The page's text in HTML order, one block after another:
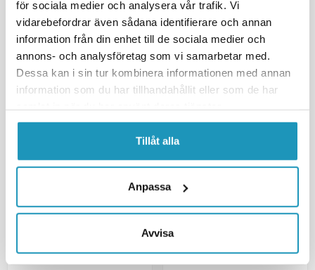
för sociala medier och analysera vår trafik. Vi
vidarebefordrar även sådana identifierare och annan
information från din enhet till de sociala medier och
annons- och analysföretag som vi samarbetar med.
Dessa kan i sin tur kombinera informationen med annan
information som du har tillhandahållit eller som de har
Tillåt alla
Anpassa
Avvisa
+ LEGG TIL I
HANDLEKURVEN
+ LEGG TIL I
HANDLEKURVEN
YFM250/350/400/600
RICKS
325/450/570